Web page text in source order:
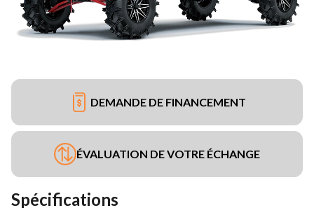
DEMANDE DE FINANCEMENT
ÉVALUATION DE VOTRE ÉCHANGE
Spécifications